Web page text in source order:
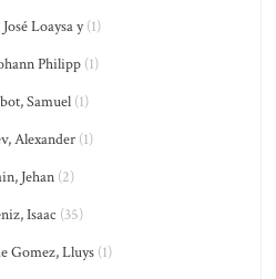
Loaysa y(1)
Philipp(1)
Samuel(1)
Alexander (1)
Jehan(2)
Isaac (35)
Gomez, Lluys(1)